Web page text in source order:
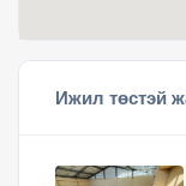
Ижил төстэй